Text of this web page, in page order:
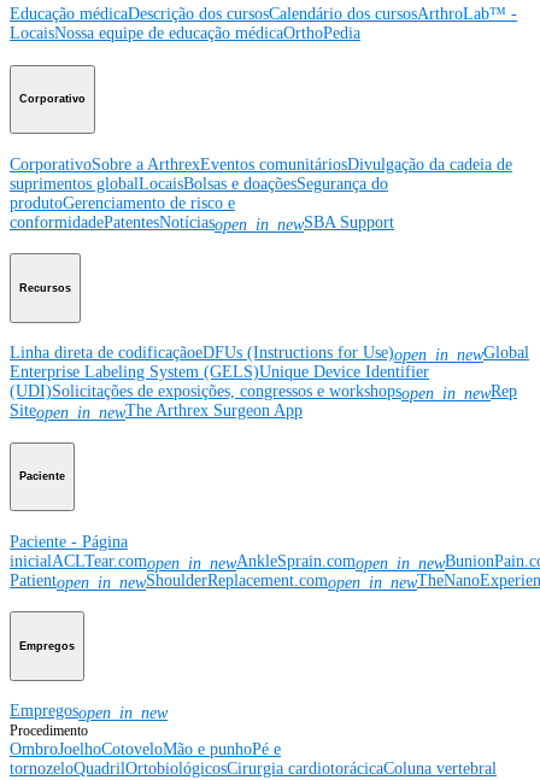
Educação médicaDescrição dos cursosCalendário dos cursosArthroLab™ -
LocaisNossa equipe de educação médicaOrthoPedia
Corporativo
CorporativoSobre a ArthrexEventos comunitáriosDivulgação da cadeia de
suprimentos globalLocaisBolsas e doaçõesSegurança do
produtoGerenciamento de risco e
conformidadePatentesNotíciasopen_in_newSBA Support
Recursos
Linha direta de codificaçãoeDFUs (Instructions for Use)open_in_newGlobal
Enterprise Labeling System (GELS)Unique Device Identifier
(UDI)Solicitações de exposições, congressos e workshopsopen_in_newRep
Siteopen_in_newThe Arthrex Surgeon App
Paciente
Paciente - Página
inicialACLTear.comopen_in_newAnkleSprain.comopen_in_new
Patientopen_in_newShoulderReplacement.comopen_in_new
Empregos
Empregosopen_in_new
Procedimento
OmbroJoelhoCotoveloMão e punhoPé e
tornozeloQuadrilOrtobiológicosCirurgia cardiotorácicaColuna vertebral